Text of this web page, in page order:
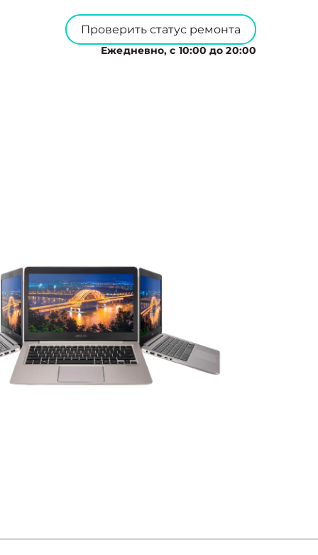
Проверить статус ремонта
Ежедневно, с 10:00 до 20:00